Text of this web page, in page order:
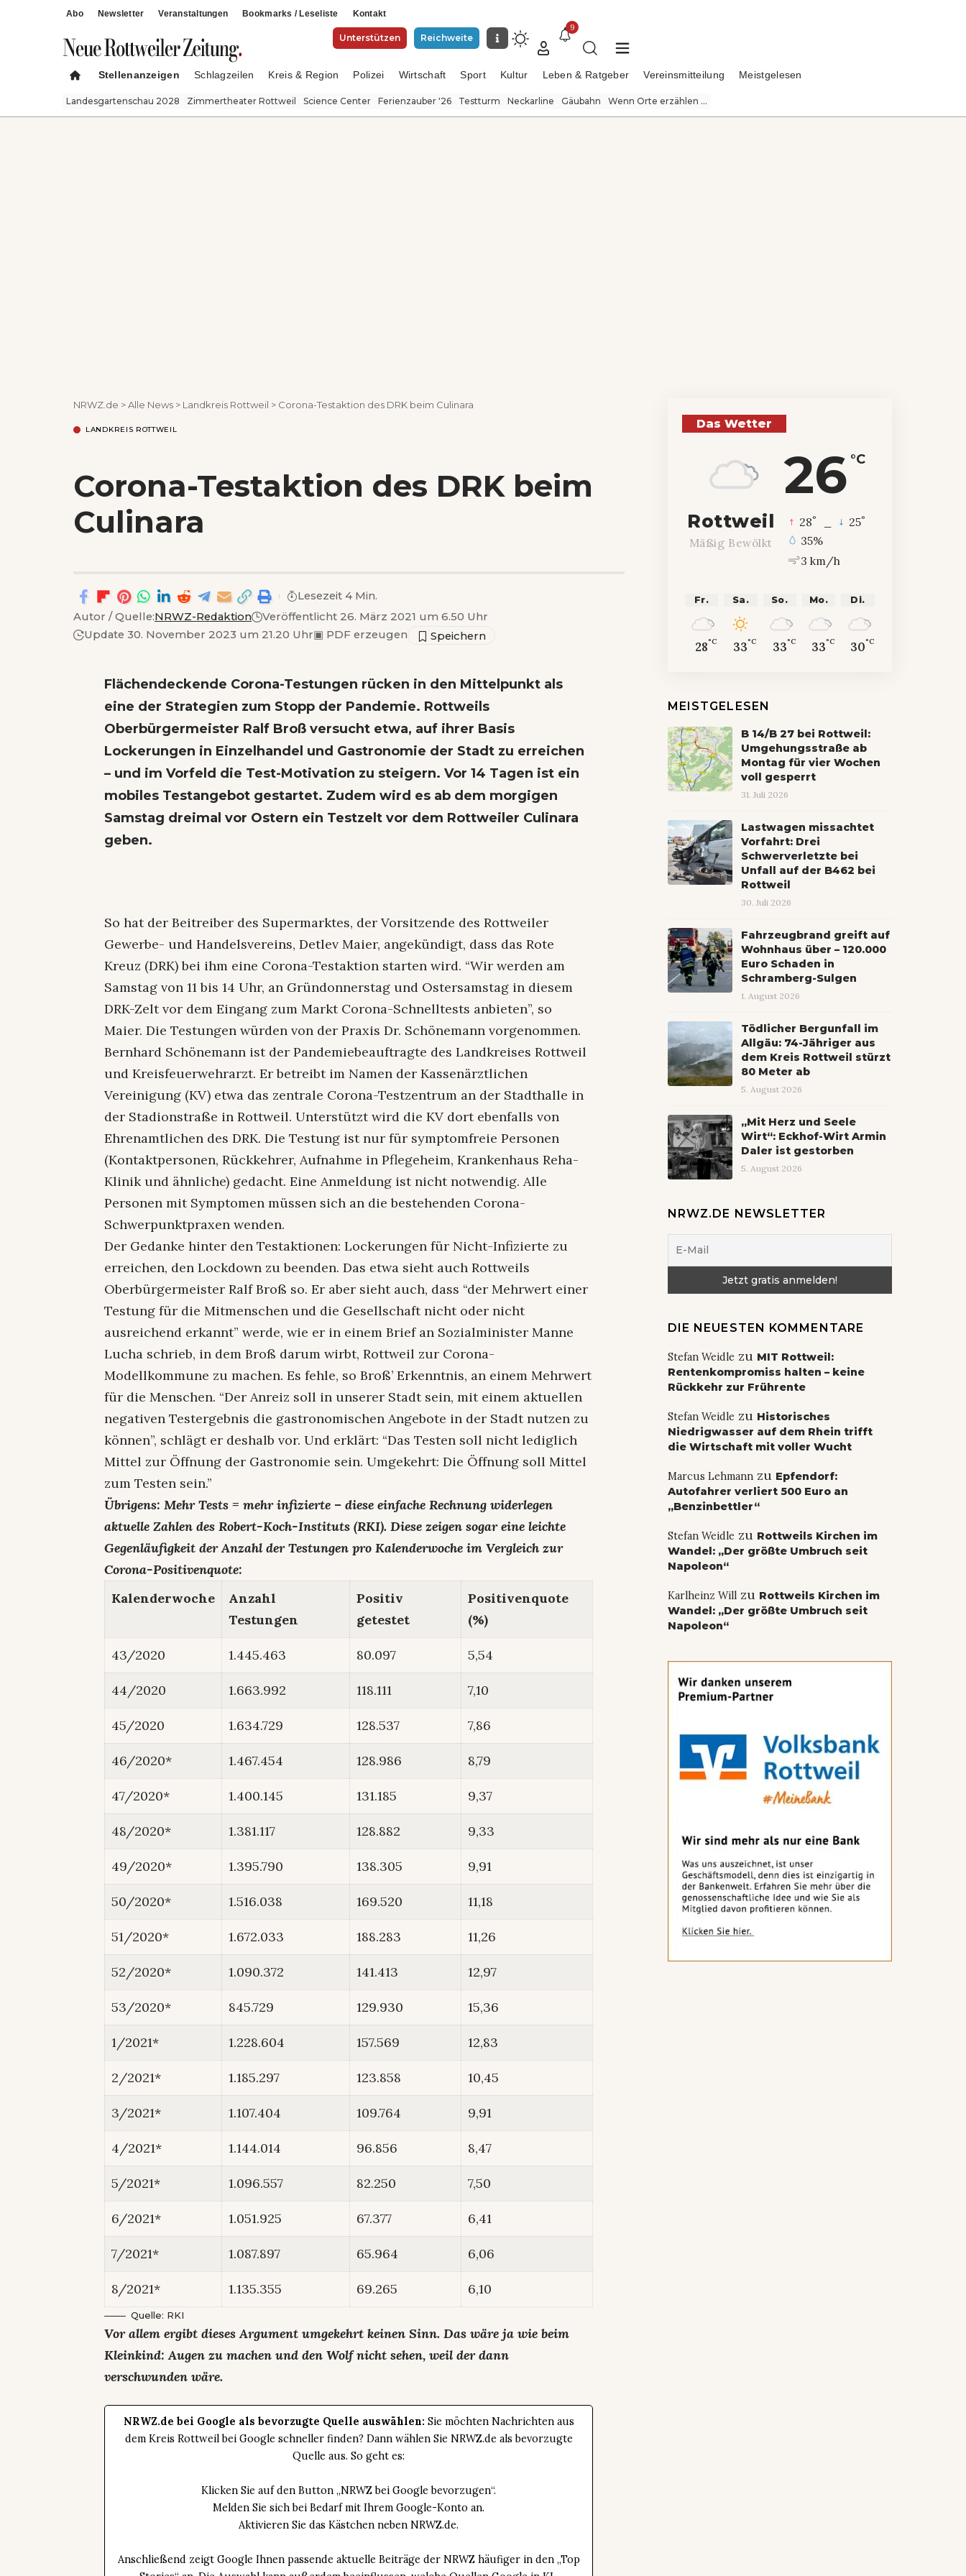
Abo Newsletter Veranstaltungen Bookmarks / Leseliste Kontakt
Unterstützen Reichweite
9
Stellenanzeigen Schlagzeilen Kreis & Region Polizei Wirtschaft Sport Kultur Leben & Ratgeber Vereinsmitteilung Meistgelesen
Landesgartenschau 2028 Zimmertheater Rottweil Science Center Ferienzauber '26 Testturm Neckarline Gäubahn Wenn Orte erzählen ...
NRWZ.de >Alle News > Landkreis Rottweil > Corona-Testaktion des DRK beim Culinara
LANDKREIS ROTTWEIL
Corona-Testaktion des DRK beim
Culinara
Autor / Quelle:NRWZ-Redaktion
Veröffentlicht 26. März 2021 um 6.50 Uhr
Update 30. November 2023 um 21.20 Uhr▣ PDF erzeugen
Lesezeit 4 Min.
Flächendeckende Corona-Testungen rücken in den Mittelpunkt als
eine der Strategien zum Stopp der Pandemie. Rottweils
Oberbürgermeister Ralf Broß versucht etwa, auf ihrer Basis
Lockerungen in Einzelhandel und Gastronomie der Stadt zu erreichen
– und im Vorfeld die Test-Motivation zu steigern. Vor 14 Tagen ist ein
mobiles Testangebot gestartet. Zudem wird es ab dem morgigen
Samstag dreimal vor Ostern ein Testzelt vor dem Rottweiler Culinara
geben.
So hat der Beitreiber des Supermarktes, der Vorsitzende des Rottweiler
Gewerbe- und Handelsvereins, Detlev Maier, angekündigt, dass das Rote
Kreuz (DRK) bei ihm eine Corona-Testaktion starten wird. “Wir werden am
Samstag von 11 bis 14 Uhr, an Gründonnerstag und Ostersamstag in diesem
DRK-Zelt vor dem Eingang zum Markt Corona-Schnelltests anbieten”, so
Maier. Die Testungen würden von der Praxis Dr. Schönemann vorgenommen.
Bernhard Schönemann ist der Pandemiebeauftragte des Landkreises Rottweil
und Kreisfeuerwehrarzt. Er betreibt im Namen der Kassenärztlichen
Vereinigung (KV) etwa das zentrale Corona-Testzentrum an der Stadthalle in
der Stadionstraße in Rottweil. Unterstützt wird die KV dort ebenfalls von
Ehrenamtlichen des DRK. Die Testung ist nur für symptomfreie Personen
(Kontaktpersonen, Rückkehrer, Aufnahme in Pflegeheim, Krankenhaus Reha-
Klinik und ähnliche) gedacht. Eine Anmeldung ist nicht notwendig. Alle
Personen mit Symptomen müssen sich an die bestehenden Corona-
Schwerpunktpraxen wenden.
Der Gedanke hinter den Testaktionen: Lockerungen für Nicht-Infizierte zu
erreichen, den Lockdown zu beenden. Das etwa sieht auch Rottweils
Oberbürgermeister Ralf Broß so. Er aber sieht auch, dass “der Mehrwert einer
Testung für die Mitmenschen und die Gesellschaft nicht oder nicht
ausreichend erkannt” werde, wie er in einem Brief an Sozialminister Manne
Lucha schrieb, in dem Broß darum wirbt, Rottweil zur Corona-
Modellkommune zu machen. Es fehle, so Broß’ Erkenntnis, an einem Mehrwert
für die Menschen. “Der Anreiz soll in unserer Stadt sein, mit einem aktuellen
negativen Testergebnis die gastronomischen Angebote in der Stadt nutzen zu
können”, schlägt er deshalb vor. Und erklärt: “Das Testen soll nicht lediglich
Mittel zur Öffnung der Gastronomie sein. Umgekehrt: Die Öffnung soll Mittel
zum Testen sein.”
Übrigens: Mehr Tests = mehr infizierte – diese einfache Rechnung widerlegen
aktuelle Zahlen des Robert-Koch-Instituts (RKI). Diese zeigen sogar eine leichte
Gegenläufigkeit der Anzahl der Testungen pro Kalenderwoche im Vergleich zur
Corona-Positivenquote:
Kalenderwoche
Anzahl
Testungen
Positiv
getestet
Positivenquote
(%)
43/2020 1.445.463 80.097 5,54
44/2020 1.663.992 118.111 7,10
45/2020 1.634.729 128.537 7,86
46/2020* 1.467.454 128.986 8,79
47/2020* 1.400.145 131.185 9,37
48/2020* 1.381.117 128.882 9,33
49/2020* 1.395.790 138.305 9,91
50/2020* 1.516.038 169.520 11,18
51/2020* 1.672.033 188.283 11,26
52/2020* 1.090.372 141.413 12,97
53/2020* 845.729 129.930 15,36
1/2021* 1.228.604 157.569 12,83
2/2021* 1.185.297 123.858 10,45
3/2021* 1.107.404 109.764 9,91
4/2021* 1.144.014 96.856 8,47
5/2021* 1.096.557 82.250 7,50
6/2021* 1.051.925 67.377 6,41
7/2021* 1.087.897 65.964 6,06
8/2021* 1.135.355 69.265 6,10
Quelle: RKI
Vor allem ergibt dieses Argument umgekehrt keinen Sinn. Das wäre ja wie beim
Kleinkind: Augen zu machen und den Wolf nicht sehen, weil der dann
verschwunden wäre.
NRWZ.de bei Google als bevorzugte Quelle auswählen: Sie möchten Nachrichten aus
dem Kreis Rottweil bei Google schneller finden? Dann wählen Sie NRWZ.de als bevorzugte
Quelle aus. So geht es:
Klicken Sie auf den Button „NRWZ bei Google bevorzugen“.
Melden Sie sich bei Bedarf mit Ihrem Google-Konto an.
Aktivieren Sie das Kästchen neben NRWZ.de.
Anschließend zeigt Google Ihnen passende aktuelle Beiträge der NRWZ häufiger in den „Top
Das Wetter
26 °C
Rottweil
Mäßig Bewölkt
28° 25°
35%
3 km/h
Fr.
28°C
Sa.
33°C
So.
33°C
Mo.
33°C
Di.
30°C
MEISTGELESEN
B 14/B 27 bei Rottweil:
Umgehungsstraße ab
Montag für vier Wochen
voll gesperrt
31. Juli 2026
Lastwagen missachtet
Vorfahrt: Drei
Schwerverletzte bei
Unfall auf der B462 bei
Rottweil
30. Juli 2026
Fahrzeugbrand greift auf
Wohnhaus über – 120.000
Euro Schaden in
Schramberg-Sulgen
1. August 2026
Tödlicher Bergunfall im
Allgäu: 74-Jähriger aus
dem Kreis Rottweil stürzt
80 Meter ab
5. August 2026
„Mit Herz und Seele
Wirt“: Eckhof-Wirt Armin
Daler ist gestorben
5. August 2026
NRWZ.DE NEWSLETTER
DIE NEUESTEN KOMMENTARE
Stefan Weidle zu MIT Rottweil:
Rentenkompromiss halten – keine
Rückkehr zur Frührente
Stefan Weidle zu Historisches
Niedrigwasser auf dem Rhein trifft
die Wirtschaft mit voller Wucht
Marcus Lehmannzu Epfendorf:
Autofahrer verliert 500 Euro an
„Benzinbettler“
Stefan Weidle zu Rottweils Kirchen im
Wandel: „Der größte Umbruch seit
Napoleon“
Karlheinz Willzu Rottweils Kirchen im
Wandel: „Der größte Umbruch seit
Napoleon“